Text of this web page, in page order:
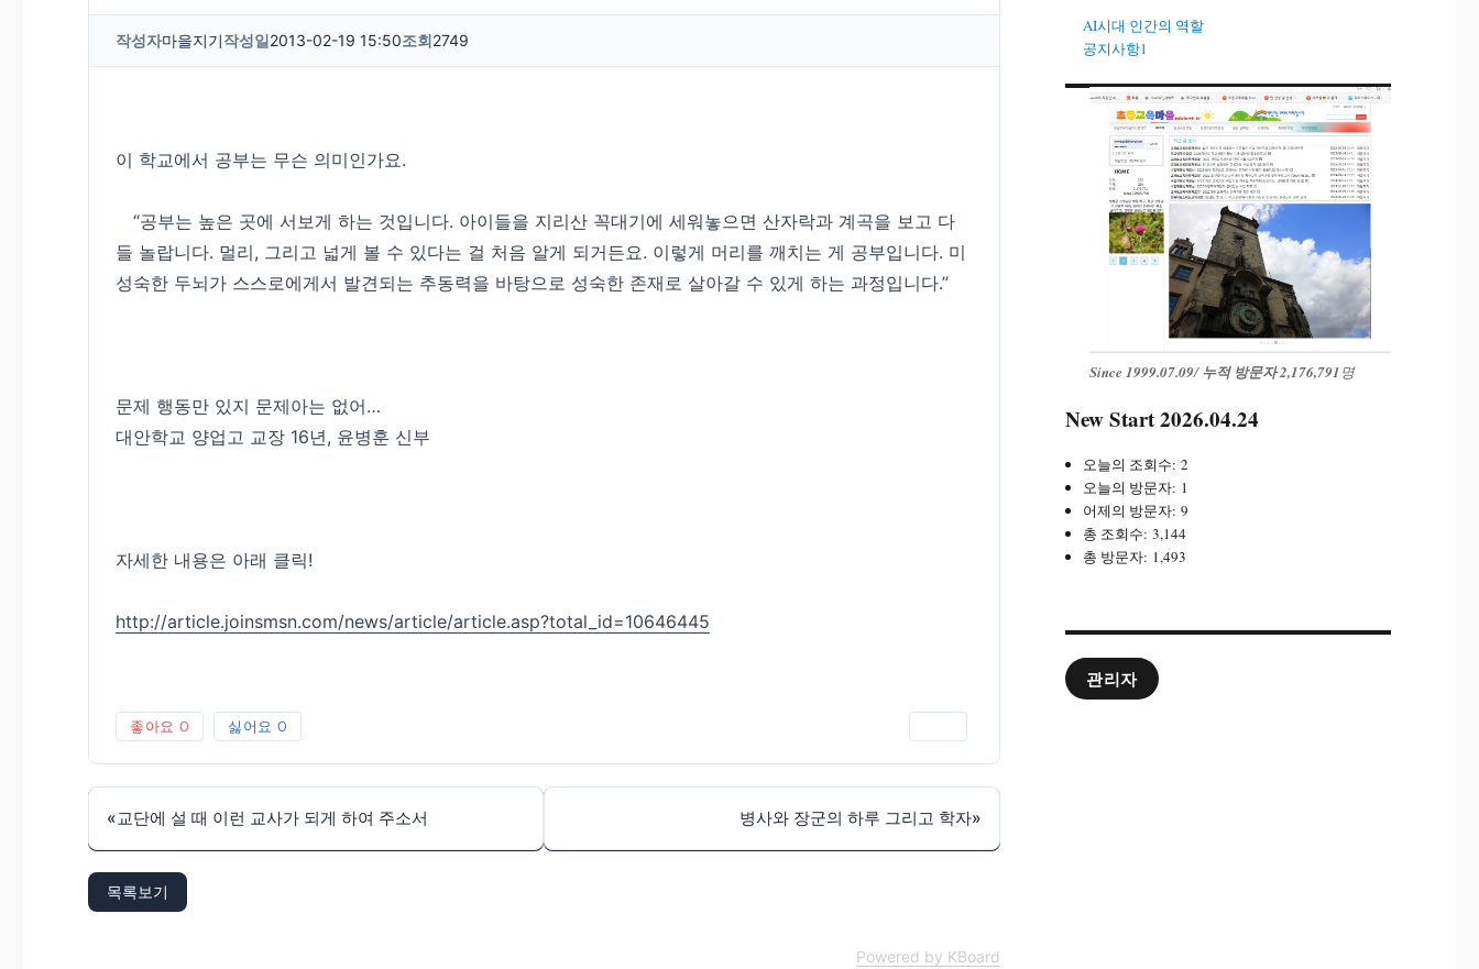
작성자마을지기작성일2013-02-19 15:50조회2749
이 학교에서 공부는 무슨 의미인가요.
“공부는 높은 곳에 서보게 하는 것입니다. 아이들을 지리산 꼭대기에 세워놓으면 산자락과 계곡을 보고 다
들 놀랍니다. 멀리, 그리고 넓게 볼 수 있다는 걸 처음 알게 되거든요. 이렇게 머리를 깨치는 게 공부입니다. 미
성숙한 두뇌가 스스로에게서 발견되는 추동력을 바탕으로 성숙한 존재로 살아갈 수 있게 하는 과정입니다.”
문제 행동만 있지 문제아는 없어…
대안학교 양업고 교장 16년, 윤병훈 신부
자세한 내용은 아래 클릭!
http://article.joinsmsn.com/news/article/article.asp?total_id=10646445
좋아요 0 싫어요 0
«교단에 설 때 이런 교사가 되게 하여 주소서 병사와 장군의 하루 그리고 학자»
목록보기
Powered by KBoard
AI시대 인간의 역할
공지사항1
Since 1999.07.09/누적 방문자 2,176,791명
New Start 2026.04.24
오늘의 조회수:2
오늘의 방문자: 1
어제의 방문자:9
총 조회수:3,144
총 방문자: 1,493
관리자